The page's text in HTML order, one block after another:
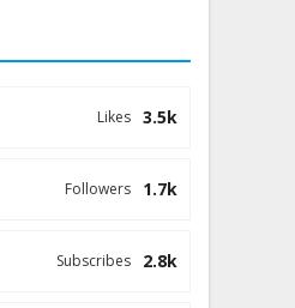
3.5k
Likes
1.7k
Followers
2.8k
Subscribes